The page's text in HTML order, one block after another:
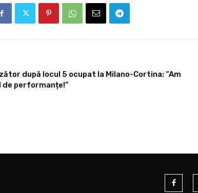
după locul 5 ocupat la Milano-Cortina: “Am
performanțe!”